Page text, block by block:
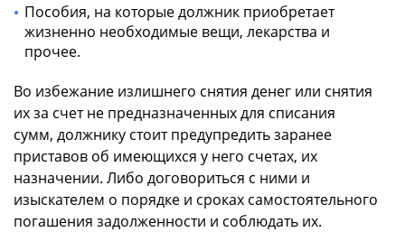
Пособия, на которые должник приобретает
жизненно необходимые вещи, лекарства и
прочее.
Во избежание излишнего снятия денег или снятия
их за счет не предназначенных для списания
сумм, должнику стоит предупредить заранее
приставов об имеющихся у него счетах, их
назначении. Либо договориться с ними и
изыскателем о порядке и сроках самостоятельного
погашения задолженности и соблюдать их.